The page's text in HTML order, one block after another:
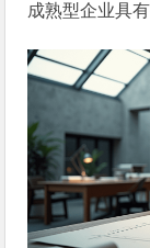
成熟型企业具